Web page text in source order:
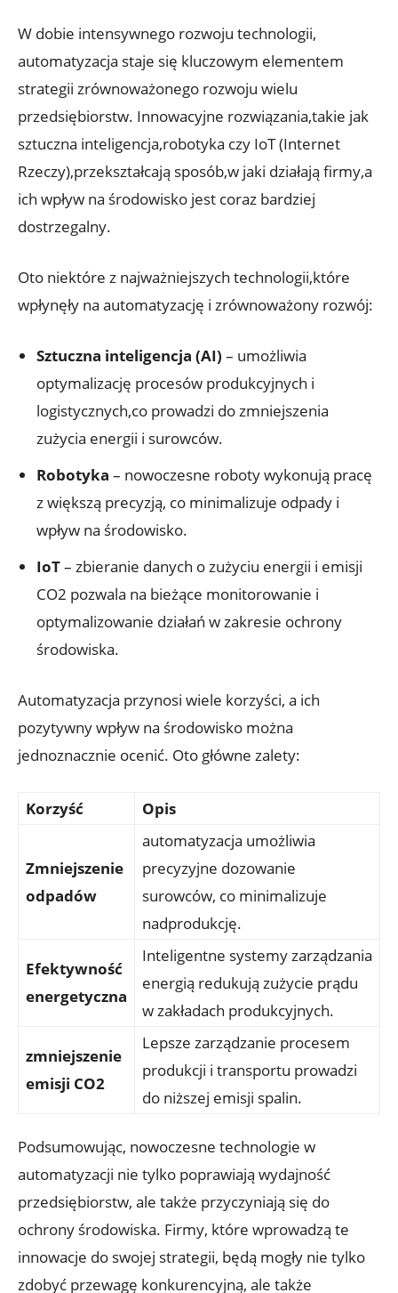
W dobie intensywnego rozwoju technologii,
automatyzacja staje się kluczowym elementem
strategii zrównoważonego rozwoju wielu
przedsiębiorstw. Innowacyjne rozwiązania,takie jak
sztuczna inteligencja,robotyka czy IoT (Internet
Rzeczy),przekształcają sposób,w jaki działają firmy,a
ich wpływ na środowisko jest coraz bardziej
dostrzegalny.
Oto niektóre z najważniejszych technologii,które
wpłynęły na automatyzację i zrównoważony rozwój:
Sztuczna inteligencja (AI) – umożliwia
optymalizację procesów produkcyjnych i
logistycznych,co prowadzi do zmniejszenia
zużycia energii i surowców.
Robotyka – nowoczesne roboty wykonują pracę
z większą precyzją, co minimalizuje odpady i
wpływ na środowisko.
IoT– zbieranie danych o zużyciu energii i emisji
CO2 pozwala na bieżące monitorowanie i
optymalizowanie działań w zakresie ochrony
środowiska.
Automatyzacja przynosi wiele korzyści, a ich
pozytywny wpływ na środowisko można
jednoznacznie ocenić. Oto główne zalety:
Korzyść Opis
Zmniejszenie
odpadów
automatyzacja umożliwia
precyzyjne dozowanie
surowców, co minimalizuje
nadprodukcję.
Efektywność
energetyczna
Inteligentne systemy zarządzania
energią redukują zużycie prądu
w zakładach produkcyjnych.
zmniejszenie
emisji CO2
Lepsze zarządzanie procesem
produkcji i transportu prowadzi
do niższej emisji spalin.
Podsumowując, nowoczesne technologie w
automatyzacji nie tylko poprawiają wydajność
przedsiębiorstw, ale także przyczyniają się do
ochrony środowiska. Firmy, które wprowadzą te
innowacje do swojej strategii, będą mogły nie tylko
zdobyć przewagę konkurencyjną, ale także